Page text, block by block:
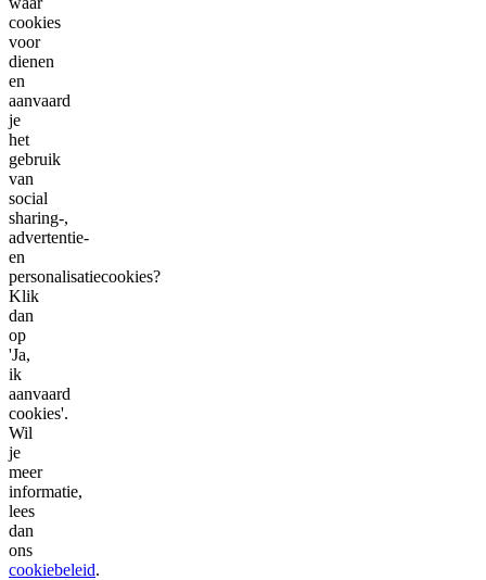
cookies
voor
dienen
en
aanvaard
je
het
gebruik
van
social
sharing-,
advertentie-
en
personalisatiecookies?
Klik
dan
op
'Ja,
ik
aanvaard
cookies'.
Wil
je
meer
informatie,
lees
dan
ons
cookiebeleid.